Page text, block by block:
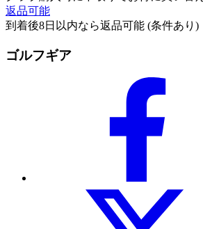
返品可能
到着後8日以内なら返品可能 (条件あり)
ゴルフギア